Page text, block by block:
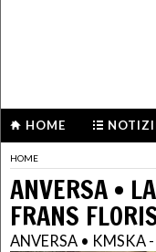
HOME
HOME
ANVERSA •
FRANS
ANVERSA • KMSKA